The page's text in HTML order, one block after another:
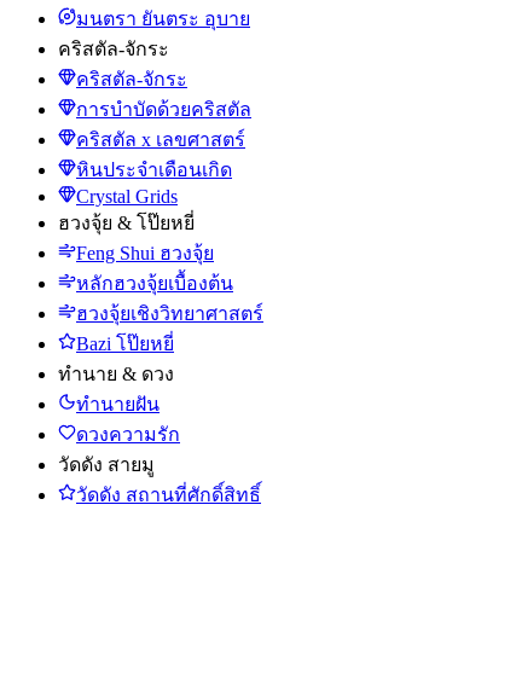
มนตรา ยันตระ อุบาย
คริสตัล-จักระ
คริสตัล-จักระ
การบำบัดด้วยคริสตัล
คริสตัล x เลขศาสตร์
หินประจำเดือนเกิด
Crystal Grids
ฮวงจุ้ย & โป๊ยหยี่
Feng Shui ฮวงจุ้ย
หลักฮวงจุ้ยเบื้องต้น
ฮวงจุ้ยเชิงวิทยาศาสตร์
Bazi โป๊ยหยี่
ทำนาย & ดวง
ทำนายฝัน
ดวงความรัก
วัดดัง สายมู
วัดดัง สถานที่ศักดิ์สิทธิ์